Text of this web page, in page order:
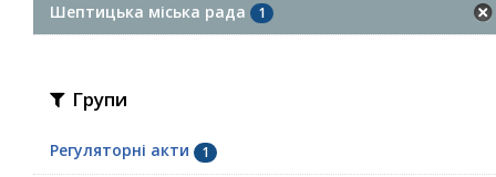
Шептицька міська рада 1
Групи
Регуляторні акти 1